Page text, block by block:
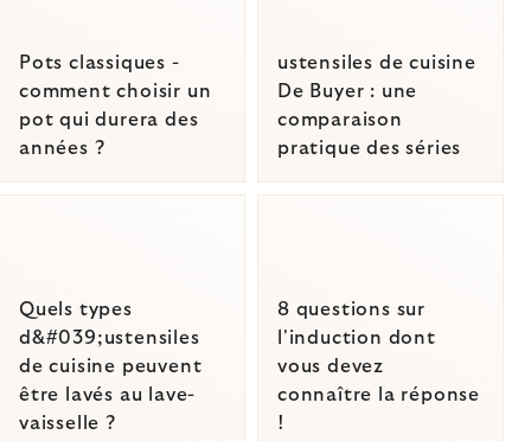
Pots classiques -
comment choisir un
pot qui durera des
années ?
ustensiles de cuisine
De Buyer : une
comparaison
pratique des séries
Quels types
d&#039;ustensiles
de cuisine peuvent
être lavés au lave-
vaisselle ?
8 questions sur
l'induction dont
vous devez
connaître la réponse
!